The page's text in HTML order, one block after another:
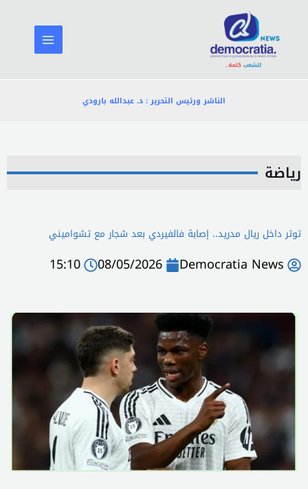
المحتوى
الناشر ورئيس التحرير : د. عبدالله بارودي
رياضة
توتر داخل ريال مدريد.. إصابة فالفيردي بعد شجار مع تشواميني
Democratia News
08/05/2026
15:10